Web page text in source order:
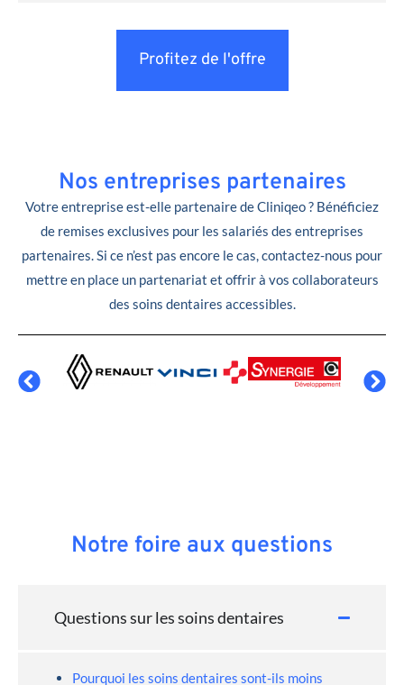
Profitez de l'offre
Nos entreprises partenaires
Votre entreprise est-elle partenaire de Cliniqeo ? Bénéficiez
de remises exclusives pour les salariés des entreprises
partenaires. Si ce n’est pas encore le cas, contactez-nous pour
mettre en place un partenariat et offrir à vos collaborateurs
des soins dentaires accessibles.
Notre foire aux questions
Questions sur les soins dentaires
Pourquoi les soins dentaires sont-ils moins